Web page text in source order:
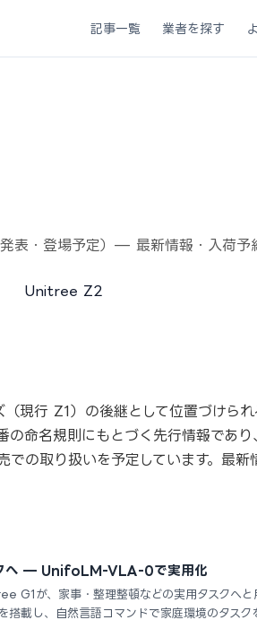
記事一覧 業者を探す
表・登場予定）— 最新情報・入荷予
行 Z1）の後継として位置づけら
命名規則にもとづく先行情報であ
の取り扱いを予定しています。最
へ — UnifoLM-VLA-0で実用化
G1が、家事・整理整頓などの実用タスクへ
し、自然言語コマンドで家庭環境のタスク